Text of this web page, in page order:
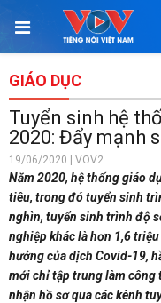
GIÁO DỤC
Tuyển sinh hệ
2020: Đẩy mạnh
19/06/2020 | VOV2
Năm 2020, hệ thống giáo
tiêu, trong đó tuyển sinh
nghìn, tuyển sinh trình độ
nghiệp khác là hơn 1,6
hưởng của dịch Covid-19,
mới chỉ tập trung làm công
nhận hồ sơ qua các kênh